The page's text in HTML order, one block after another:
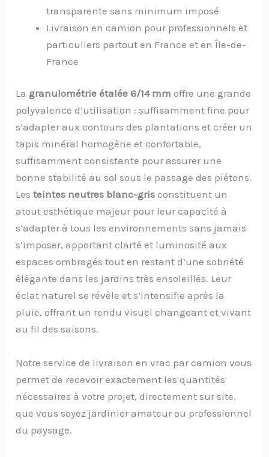
transparente sans minimum imposé
Livraison en camion pour professionnels et
particuliers partout en France et en Île-de-
France
La granulométrie étalée 6/14 mm offre une grande
polyvalence d’utilisation : suffisamment fine pour
s’adapter aux contours des plantations et créer un
tapis minéral homogène et confortable,
suffisamment consistante pour assurer une
bonne stabilité au sol sous le passage des piétons.
Lesteintes neutres blanc-gris constituent un
atout esthétique majeur pour leur capacité à
s’adapter à tous les environnements sans jamais
s’imposer, apportant clarté et luminosité aux
espaces ombragés tout en restant d’une sobriété
élégante dans les jardins très ensoleillés. Leur
éclat naturel se révèle et s’intensifie après la
pluie, offrant un rendu visuel changeant et vivant
au fil des saisons.
Notre service de livraison en vrac par camion vous
permet de recevoir exactement les quantités
nécessaires à votre projet, directement sur site,
que vous soyez jardinier amateur ou professionnel
du paysage.